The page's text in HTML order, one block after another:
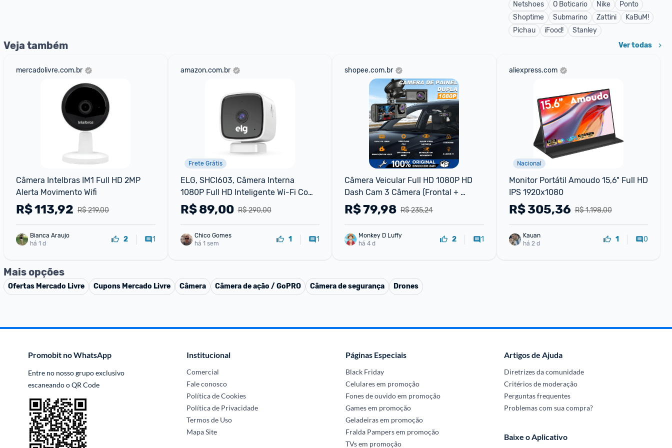
Netshoes
O Boticario Nike
Ponto
Shoptime
Submarino Zattini
KaBuM!
Pichau
iFood! Stanley
Veja também Ver todas
mercadolivre.com.br
Câmera Intelbras IM1 Full HD 2MP
Alerta Movimento Wifi
R$ 219,00
R$113,92
Bianca Araujo
há 1 d
2 1
amazon.com.br
Frete Grátis
ELG, SHCI603, Câmera Interna
1080P Full HD Inteligente Wi-Fi Com
Botão SOS
R$ 290,00
R$89,00
Chico Gomes
há 1 sem
1 1
shopee.com.br
Câmera Veicular Full HD 1080P HD
Dash Cam 3 Câmera (Frontal +
Interna + Traseira) 24H Monitor de
Estacionamento dvr 36
R$ 235,24
R$79,98
Monkey D Luffy
há 4 d
2 1
aliexpress.com
Nacional
Monitor Portátil Amoudo 15,6" Full HD
IPS 1920x1080
R$ 1.198,00
R$305,36
Kauan
há 2 d
1 0
Mais opções
Ofertas Mercado Livre Cupons Mercado Livre Câmera Câmera de ação / GoPRO Câmera de segurança Drones
Promobit no WhatsApp
Entre no nosso grupo exclusivo
escaneando o QR Code
Institucional
Comercial
Fale conosco
Política de Cookies
Política de Privacidade
Termos de Uso
Mapa Site
Páginas Especiais
Black Friday
Celulares em promoção
Fones de ouvido em promoção
Games em promoção
Geladeiras em promoção
Fralda Pampers em promoção
TVs em promoção
Artigos de Ajuda
Diretrizes da comunidade
Critérios de moderação
Perguntas frequentes
Problemas com sua compra?
Baixe o Aplicativo